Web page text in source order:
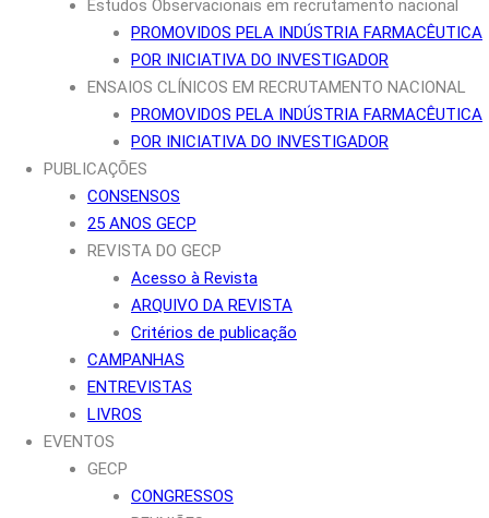
Estudos Observacionais em recrutamento nacional
PROMOVIDOS PELA INDÚSTRIA FARMACÊUTICA
POR INICIATIVA DO INVESTIGADOR
ENSAIOS CLÍNICOS EM RECRUTAMENTO NACIONAL
PROMOVIDOS PELA INDÚSTRIA FARMACÊUTICA
POR INICIATIVA DO INVESTIGADOR
PUBLICAÇÕES
CONSENSOS
25 ANOS GECP
REVISTA DO GECP
Acesso à Revista
ARQUIVO DA REVISTA
Critérios de publicação
CAMPANHAS
ENTREVISTAS
LIVROS
EVENTOS
GECP
CONGRESSOS